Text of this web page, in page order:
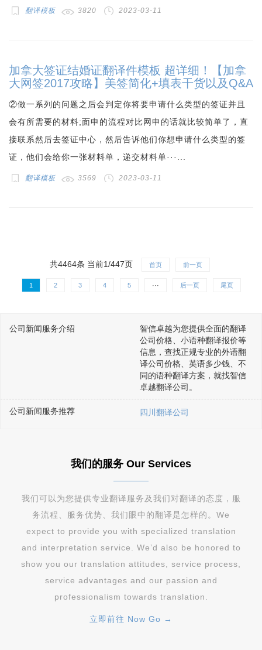
翻译模板 3820 2023-03-11
加拿大签证结婚证翻译件模板 超详细！【加拿
大网签2017攻略】美签简化+填表干货以及Q&A
②做一系列的问题之后会判定你将要申请什么类型的签证并且
会有所需要的材料;面申的流程对比网申的话就比较简单了，直
接联系然后去签证中心，然后告诉他们你想申请什么类型的签
证，他们会给你一张材料单，递交材料单···...
翻译模板 3569 2023-03-11
共4464条 当前1/447页 首页 前一页
1 2 3 4 5 ··· 后一页 尾页
公司新闻服务介绍
智信卓越为您提供全面的翻译
公司价格、小语种翻译报价等
信息，查找正规专业的外语翻
译公司价格、英语多少钱、不
同的语种翻译方案，就找智信
卓越翻译公司。
公司新闻服务推荐 四川翻译公司
我们的服务 Our Services
我们可以为您提供专业翻译服务及我们对翻译的态度，服
务流程、服务优势、我们眼中的翻译是怎样的。We
expect to provide you with specialized translation
and interpretation service. We’d also be honored to
show you our translation attitudes, service process,
service advantages and our passion and
professionalism towards translation.
立即前往 Now Go →